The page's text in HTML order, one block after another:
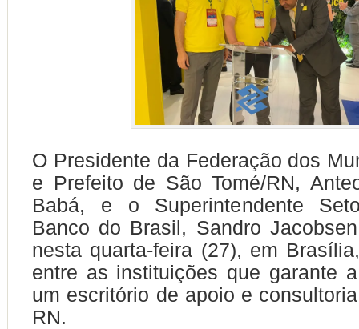
O Presidente da Federação dos
e Prefeito de São Tomé/RN,
Babá, e o Superintendente
Banco do Brasil, Sandro
nesta quarta-feira (27), em
entre as instituições que garante
um escritório de apoio e
RN.